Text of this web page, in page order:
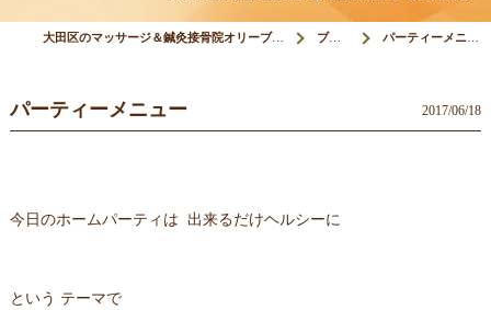
大田区のマッサージ＆鍼灸接骨院オリーブ(Olive) ブログ パーティーメニュー
パーティーメニュー 2017/06/18
今日のホームパーティは 出来るだけヘルシーに
という テーマで